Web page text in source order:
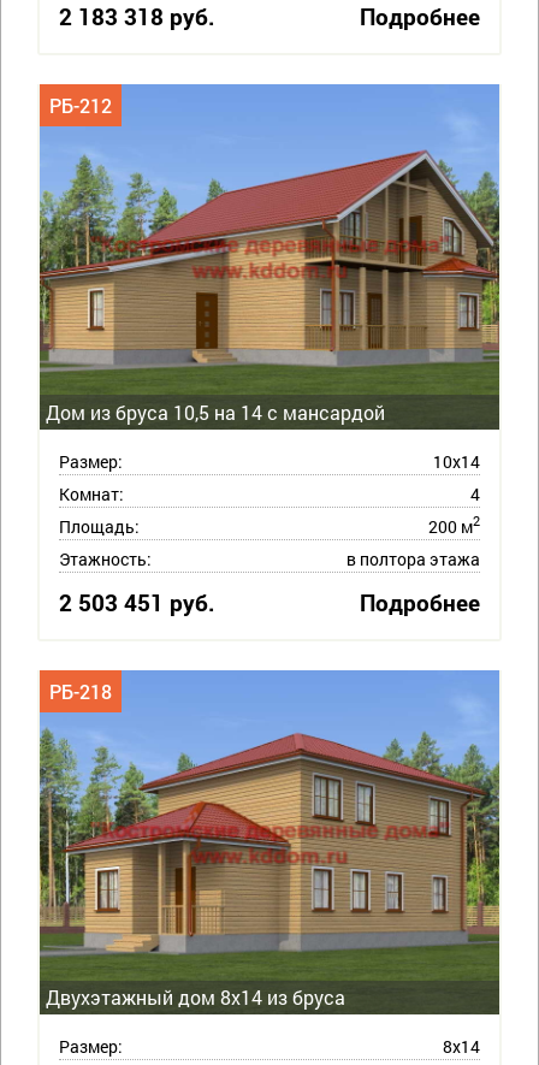
2 183 318 руб. Подробнее
Дом из бруса 10,5 на 14 с мансардой
РБ-212
Размер:
10х14
Комнат:
4
Площадь:
200 м2
Этажность: в полтора этажа
2 503 451 руб. Подробнее
Двухэтажный дом 8х14 из бруса
РБ-218
Размер:
8х14